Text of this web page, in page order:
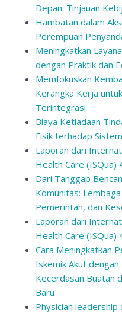
Depan: Tinjauan
Hambatan dalam
Perempuan
Meningkatkan
dengan Praktik dan
Memfokuskan
Kerangka Kerja
Terintegrasi
Biaya Ketiadaan
Fisik terhadap
Laporan dari
Health Care (ISQua)
Dari Tanggap
Komunitas:
Pemerintah, dan
Laporan dari
Health Care (ISQua)
Cara Meningkatkan
Iskemik Akut
Kecerdasan Buatan
Baru
Physician